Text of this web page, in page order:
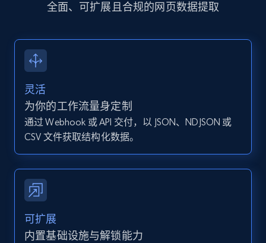
URL, User posted, Description, Hashtags, Num
Zillow properties listing information
Zpid, City, State, HomeStatus, Address,
IsListingClaimedByCurrentSignedInUser,
IsCurrentSignedInAgentResponsible, Bedrooms,
and more.
12K+
全面、可扩展且合规的网页数据提取
灵活
为你的工作流量身定制
通过 Webhook 或 API 交付，以 JSON、NDJSON 或
CSV 文件获取结构化数据。
可扩展
内置基础设施与解锁能力